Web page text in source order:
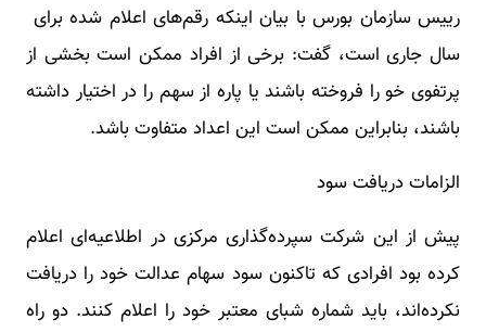
رییس سازمان بورس با بیان اینکه رقم‌های اعلام شده برای
سال جاری است، گفت: برخی از افراد ممکن است بخشی از
پرتفوی خو را فروخته باشند یا پاره از سهم را در اختیار داشته
باشند، بنابراین ممکن است این اعداد متفاوت باشد.
الزامات دریافت سود
پیش از این شرکت سپرده‌گذاری مرکزی در اطلاعیه‌ای اعلام
کرده بود افرادی که تاکنون سود سهام عدالت خود را دریافت
نکرده‌اند، باید شماره شبای معتبر خود را اعلام کنند. دو راه